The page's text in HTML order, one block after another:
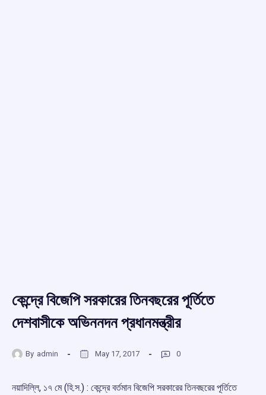
কেন্দ্রে বিজেপি সরকারের তিনবছরের পূর্তিতে
দেশবাসীকে অভিননদন প্রধানমন্ত্রীর
By admin May 17, 2017 0
নয়াদিল্লি, ১৭ মে (হি.স.) : কেন্দ্রে বর্তমান বিজেপি সরকারের তিনবছরের পূর্তিতে